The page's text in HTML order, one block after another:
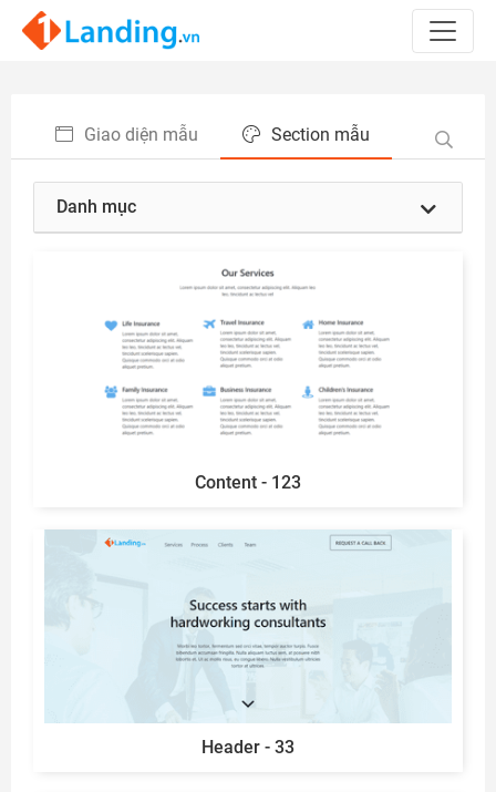
Giao diện mẫu Section mẫu
Danh mục
Content - 123
Header - 33